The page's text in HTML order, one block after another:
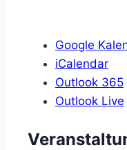
Google
iCalendar
Outlook 365
Outlook Live